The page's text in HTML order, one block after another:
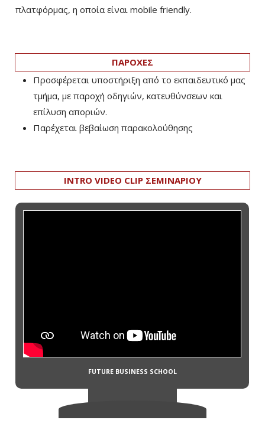
πλατφόρμας, η οποία είναι mobile friendly.
ΠΑΡΟΧΕΣ
Προσφέρεται υποστήριξη από το εκπαιδευτικό μας
τμήμα, με παροχή οδηγιών, κατευθύνσεων και
επίλυση αποριών.
Παρέχεται βεβαίωση παρακολούθησης
INTRO VIDEO CLIP ΣΕΜΙΝΑΡΙΟΥ